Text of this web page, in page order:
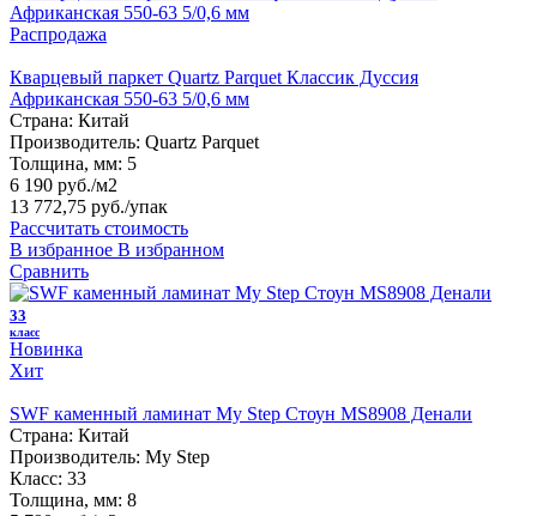
Распродажа
Кварцевый паркет Quartz Parquet Классик Дуссия
Африканская 550-63 5/0,6 мм
Страна: Китай
Производитель: Quartz Parquet
Толщина, мм: 5
6 190 руб./м2
13 772,75 руб./упак
Рассчитать стоимость
В избранное В избранном
Сравнить
33
класс
Новинка
Хит
SWF каменный ламинат My Step Стоун MS8908 Денали
Страна: Китай
Производитель: My Step
Класс: 33
Толщина, мм: 8